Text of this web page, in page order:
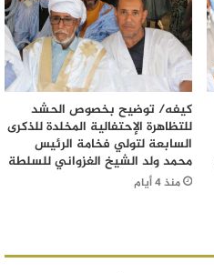
كيفه/ توضيح بخصوص الحشد
للتظاهرة الإحتفالية المخلدة للذكرى
السابعة لتولي فخامة الرئيس
محمد ولد الشيخ الغزواني للسلطة
منذ 4 أيام